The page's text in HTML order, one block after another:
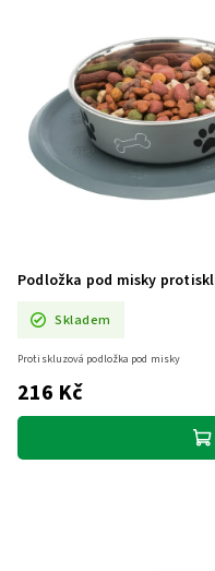
Podložka pod misky
Skladem
216 Kč
Protiskluzová podložka pod misky